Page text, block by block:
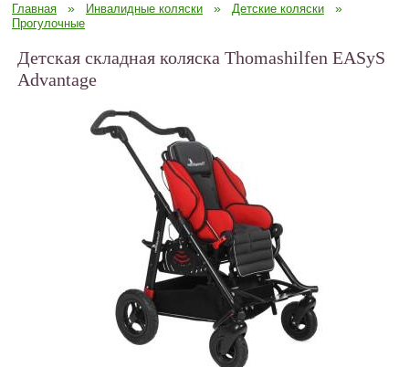
Главная » Инвалидные коляски » Детские коляски »
Прогулочные
Детская складная коляска Thomashilfen EASyS
Advantage